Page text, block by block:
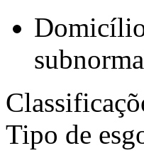
Tipo de